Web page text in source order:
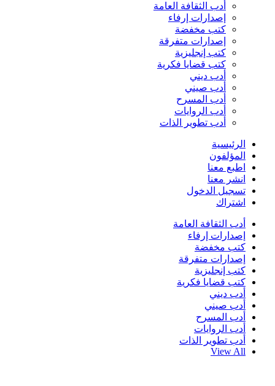
أدب الثقافة العامة
إصدارات إرفاء
كتب مخفضة
إصدارات متفرقة
كتب إنجليزية
كتب قضايا فكرية
أدب ديني
أدب صيني
أدب المسرح
أدب الروايات
أدب تطوير الذات
الرئيسية
المؤلفون
اطبع معنا
انشر معنا
تسجيل الدخول
اشتراك
أدب الثقافة العامة
إصدارات إرفاء
كتب مخفضة
إصدارات متفرقة
كتب إنجليزية
كتب قضايا فكرية
أدب ديني
أدب صيني
أدب المسرح
أدب الروايات
أدب تطوير الذات
View All